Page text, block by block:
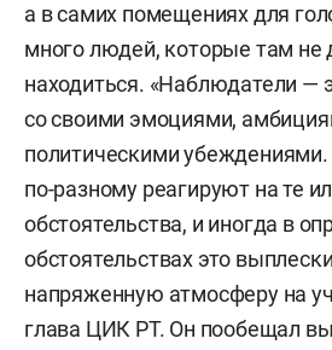
а в самих помещениях для
много людей, которые там
находиться. «Наблюдатели —
со своими эмоциями,
политическими
по-разному реагируют на те
обстоятельства, и иногда в
обстоятельствах это
напряженную атмосферу на
глава ЦИК РТ. Он пообещал